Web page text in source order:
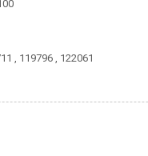
, 119796 , 122061